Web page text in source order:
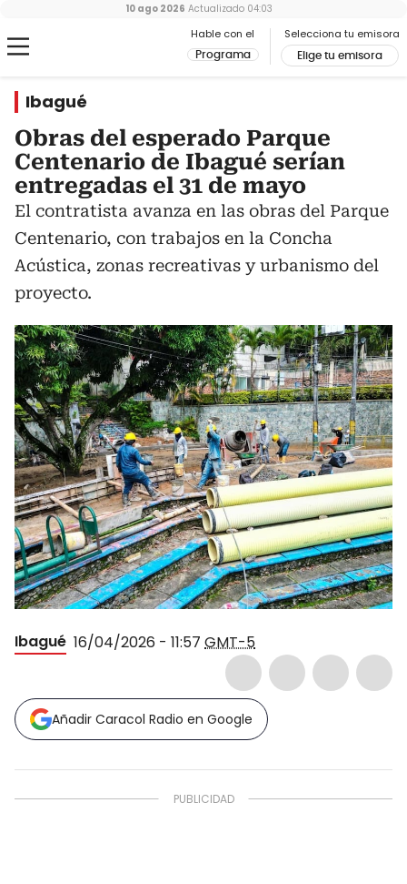
Hable con el
Programa
Selecciona tu emisora
Elige tu emisora
10 ago 2026 Actualizado 04:03
Ibagué
Obras del esperado Parque
Centenario de Ibagué serían
entregadas el 31 de mayo
El contratista avanza en las obras del Parque
Centenario, con trabajos en la Concha
Acústica, zonas recreativas y urbanismo del
proyecto.
Ibagué 16/04/2026 - 11:57 GMT-5
Añadir Caracol Radio en Google